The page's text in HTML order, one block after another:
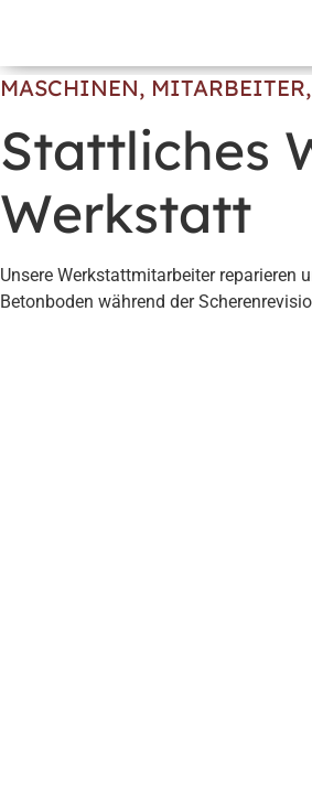
content
MASCHINEN, MITARBEITER,
Stattliches
Werkstatt
Unsere Werkstattmitarbeiter reparieren
Betonboden während der